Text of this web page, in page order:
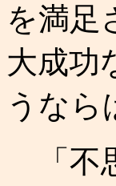
を満足
大成功
うなら
「